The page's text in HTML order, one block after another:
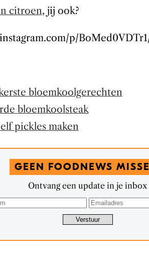
citroen, jij ook?
p/
bloemkoolgerechten
bloemkoolsteak
pickles maken
GEEN FOODNEWS
Ontvang een update in je inbox